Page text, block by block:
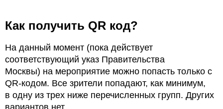
Как получить QR код?
На данный момент (пока действует
соответствующий указ Правительства
Москвы) на мероприятие можно попасть только с
QR-кодом. Все зрители попадают, как минимум,
в одну из трех ниже перечисленных групп. Других
вариантов нет.